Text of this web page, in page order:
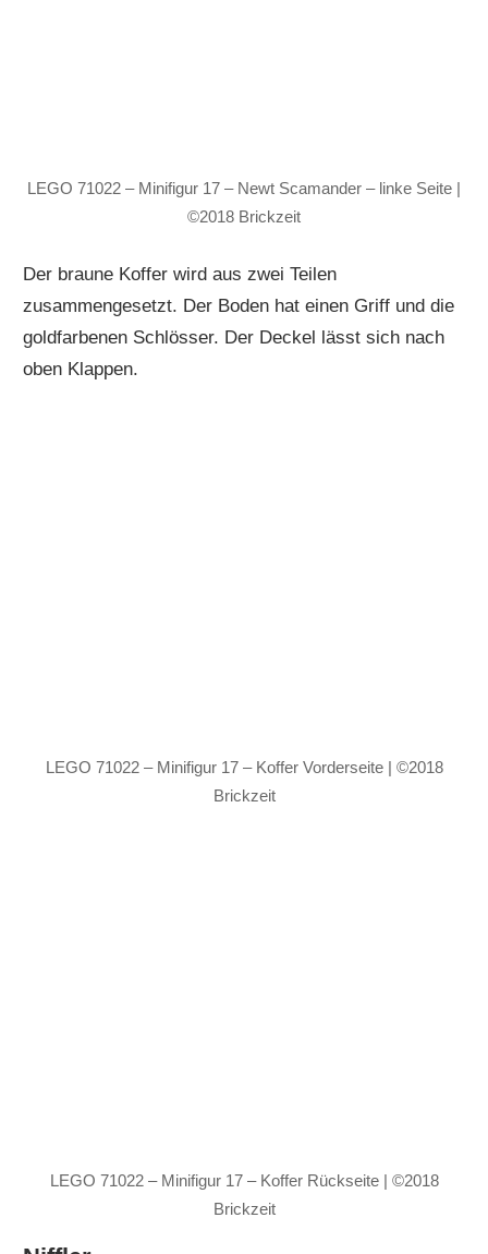
LEGO 71022 – Minifigur 17 – Newt Scamander – linke Seite |
©2018 Brickzeit
Der braune Koffer wird aus zwei Teilen
zusammengesetzt. Der Boden hat einen Griff und die
goldfarbenen Schlösser. Der Deckel lässt sich nach
oben Klappen.
LEGO 71022 – Minifigur 17 – Koffer Vorderseite | ©2018
Brickzeit
LEGO 71022 – Minifigur 17 – Koffer Rückseite | ©2018
Brickzeit